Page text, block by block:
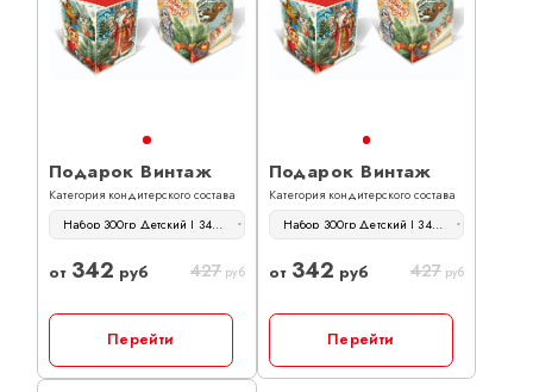
Подарок Винтаж
Категория кондитерского состава
Набор 300гр Детский | 342 руб
от 342 руб 427 руб
Перейти
Подарок Винтаж
Категория кондитерского состава
Набор 300гр Детский | 342 руб
от 342 руб 427 руб
Перейти